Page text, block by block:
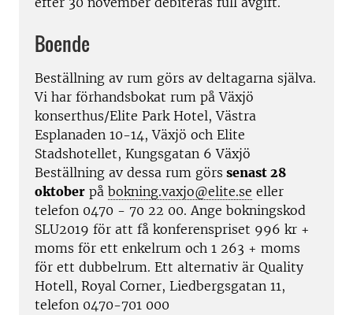
Boende
Beställning av rum görs av deltagarna själva.
Vi har förhandsbokat rum på Växjö
konserthus/Elite Park Hotel, Västra
Esplanaden 10-14, Växjö och Elite
Stadshotellet, Kungsgatan 6 Växjö
Beställning av dessa rum görs senast 28
oktober på bokning.vaxjo@elite.se eller
telefon 0470 - 70 22 00. Ange bokningskod
SLU2019 för att få konferenspriset 996 kr +
moms för ett enkelrum och 1 263 + moms
för ett dubbelrum. Ett alternativ är Quality
Hotell, Royal Corner, Liedbergsgatan 11,
telefon 0470-701 000